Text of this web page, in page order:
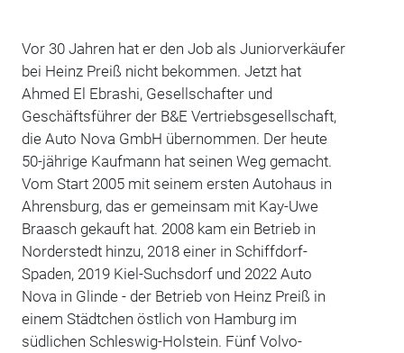
Vor 30 Jahren hat er den Job als Juniorverkäufer
bei Heinz Preiß nicht bekommen. Jetzt hat
Ahmed El Ebrashi, Gesellschafter und
Geschäftsführer der B&E Vertriebsgesellschaft,
die Auto Nova GmbH übernommen. Der heute
50-jährige Kaufmann hat seinen Weg gemacht.
Vom Start 2005 mit seinem ersten Autohaus in
Ahrensburg, das er gemeinsam mit Kay-Uwe
Braasch gekauft hat. 2008 kam ein Betrieb in
Norderstedt hinzu, 2018 einer in Schiffdorf-
Spaden, 2019 Kiel-Suchsdorf und 2022 Auto
Nova in Glinde - der Betrieb von Heinz Preiß in
einem Städtchen östlich von Hamburg im
südlichen Schleswig-Holstein. Fünf Volvo-